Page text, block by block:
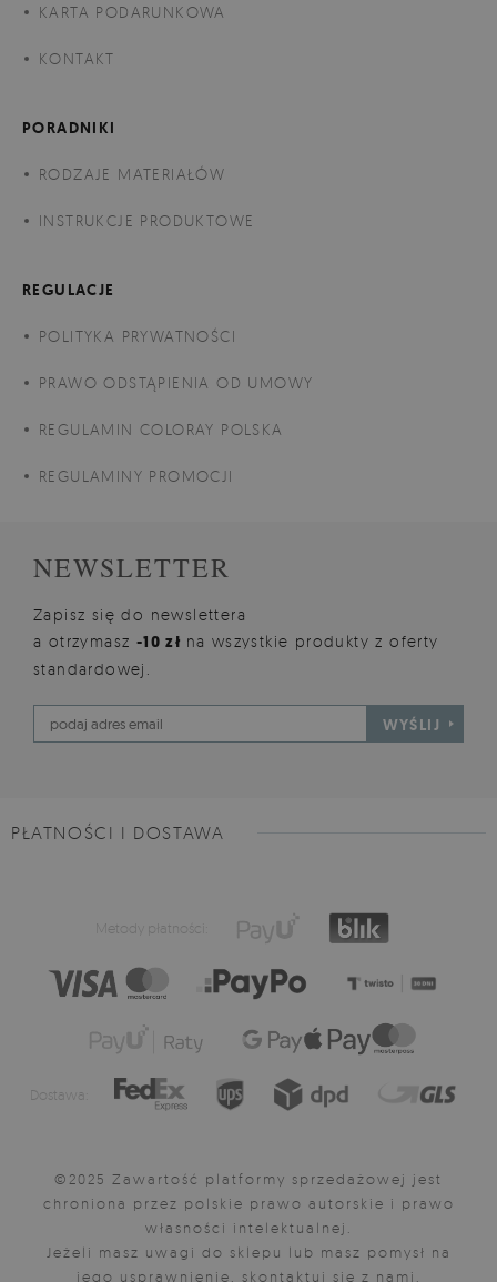
KARTA PODARUNKOWA
KONTAKT
PORADNIKI
RODZAJE MATERIAŁÓW
INSTRUKCJE PRODUKTOWE
REGULACJE
POLITYKA PRYWATNOŚCI
PRAWO ODSTĄPIENIA OD UMOWY
REGULAMIN COLORAY POLSKA
REGULAMINY PROMOCJI
NEWSLETTER
Zapisz się do newslettera
a otrzymasz -10 zł na wszystkie produkty z oferty
standardowej.
WYŚLIJ
PŁATNOŚCI I DOSTAWA
Metody płatności:
Dostawa:
©2025 Zawartość platformy sprzedażowej jest
chroniona przez polskie prawo autorskie i prawo
własności intelektualnej.
Jeżeli masz uwagi do sklepu lub masz pomysł na
jego usprawnienie, skontaktuj się z nami.